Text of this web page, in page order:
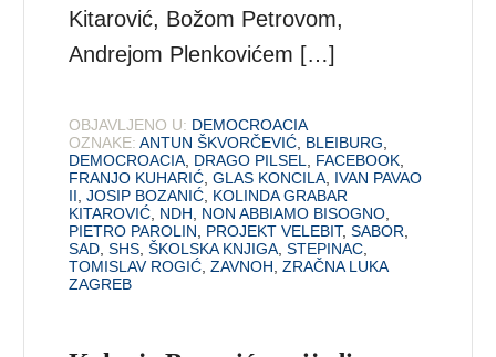
Kitarović, Božom Petrovom,
Andrejom Plenkovićem […]
OBJAVLJENO U: DEMOCROACIA
OZNAKE: ANTUN ŠKVORČEVIĆ BLEIBURG
DEMOCROACIA DRAGO PILSEL FACEBOOK
FRANJO KUHARIĆ ,GLAS KONCILA IVAN PAVAO
II ,JOSIP BOZANIĆ KOLINDA GRABAR
KITAROVIĆ NDH NON ABBIAMO BISOGNO
PIETRO PAROLIN
PROJEKT VELEBIT,SABOR
SAD ,SHS ,ŠKOLSKA KNJIGA ,STEPINAC
TOMISLAV ROGIĆ ,ZAVNOH ,ZRAČNA LUKA
ZAGREB